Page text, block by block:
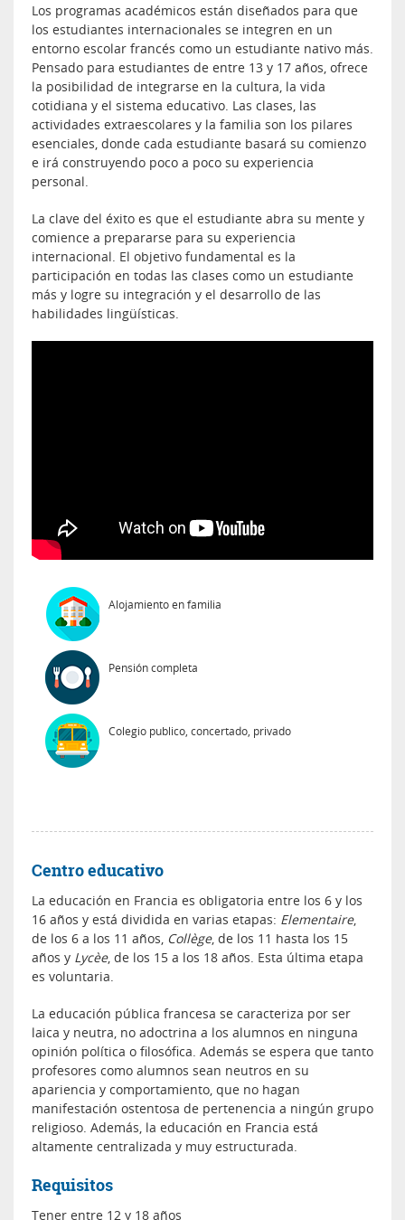
Los programas académicos están diseñados para que
los estudiantes internacionales se integren en un
entorno escolar francés como un estudiante nativo más.
Pensado para estudiantes de entre 13 y 17 años, ofrece
la posibilidad de integrarse en la cultura, la vida
cotidiana y el sistema educativo. Las clases, las
actividades extraescolares y la familia son los pilares
esenciales, donde cada estudiante basará su comienzo
e irá construyendo poco a poco su experiencia
personal.
La clave del éxito es que el estudiante abra su mente y
comience a prepararse para su experiencia
internacional. El objetivo fundamental es la
participación en todas las clases como un estudiante
más y logre su integración y el desarrollo de las
habilidades lingüísticas.
Alojamiento en familia
Pensión completa
Colegio publico, concertado, privado
Centro educativo
La educación en Francia es obligatoria entre los 6 y los
16 años y está dividida en varias etapas: Elementaire,
de los 6 a los 11 años, Collège, de los 11 hasta los 15
años y Lycèe, de los 15 a los 18 años. Esta última etapa
es voluntaria.
La educación pública francesa se caracteriza por ser
laica y neutra, no adoctrina a los alumnos en ninguna
opinión política o filosófica. Además se espera que tanto
profesores como alumnos sean neutros en su
apariencia y comportamiento, que no hagan
manifestación ostentosa de pertenencia a ningún grupo
religioso. Además, la educación en Francia está
altamente centralizada y muy estructurada.
Requisitos
Tener entre 12 y 18 años